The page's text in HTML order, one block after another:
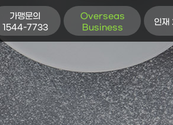
가맹문의
1544-7733
Overseas
Business
인재